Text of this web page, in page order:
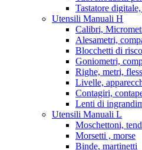
Tastatore
Utensili Manuali H
Calibri,
Alesametri,
Blocchetti di
Goniometri,
Righe, metri,
Livelle,
Contagiri,
Lenti di
Utensili Manuali L
Moschettoni,
Morsetti , morse
Binde, martinetti